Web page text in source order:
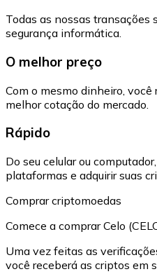
Todas as nossas transações
segurança informática.
O melhor preço
Com o mesmo dinheiro, você
melhor cotação do mercado.
Rápido
Do seu celular ou
plataformas e adquirir suas
Comprar criptomoedas
Comece a comprar Celo
Uma vez feitas as
você receberá as criptos em